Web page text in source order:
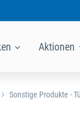
Aktionen
Sonstige Produkte -